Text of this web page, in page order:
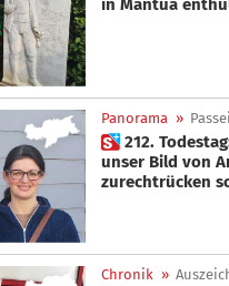
in Mantua
Panorama »
 212. Todestag: Warum wir
unser Bild von
zurechtrücken
Chronik »